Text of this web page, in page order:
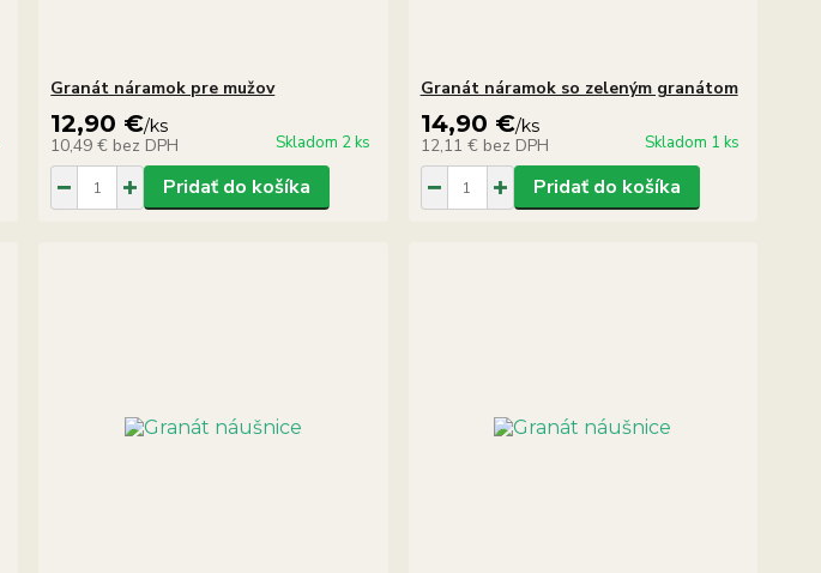
Granát náramok pre mužov
12,90 €/ks
10,49 € bez DPH Skladom 2 ks
Pridať do košíka
Granát náramok so zeleným granátom
14,90 €/ks
12,11 € bez DPH Skladom 1 ks
Pridať do košíka